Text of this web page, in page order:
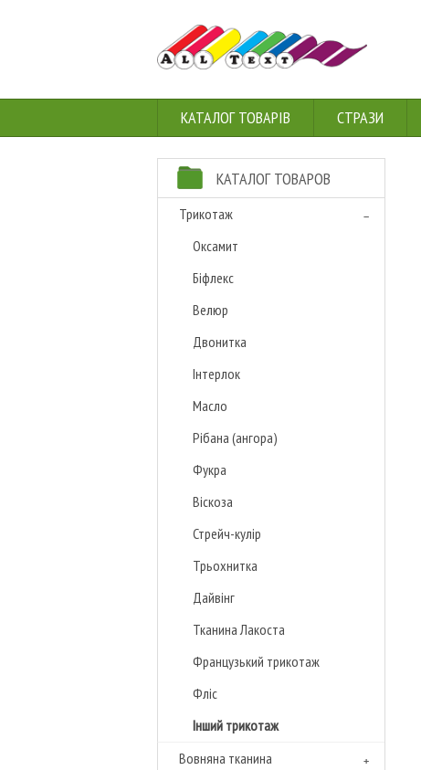
КАТАЛОГ ТОВАРІВ СТРАЗИ
КАТАЛОГ ТОВАРОВ
Трикотаж
Оксамит
Біфлекс
Велюр
Двонитка
Інтерлок
Масло
Рібана (ангора)
Фукра
Віскоза
Стрейч-кулір
Трьохнитка
Дайвінг
Тканина Лакоста
Французький трикотаж
Фліс
Інший трикотаж
Вовняна тканина